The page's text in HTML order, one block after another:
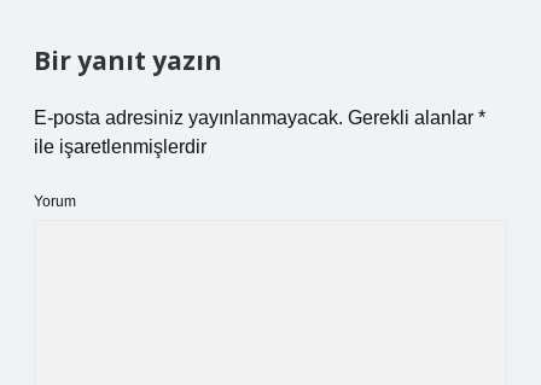
Bir yanıt yazın
E-posta adresiniz yayınlanmayacak. Gerekli alanlar *
ile işaretlenmişlerdir
Yorum